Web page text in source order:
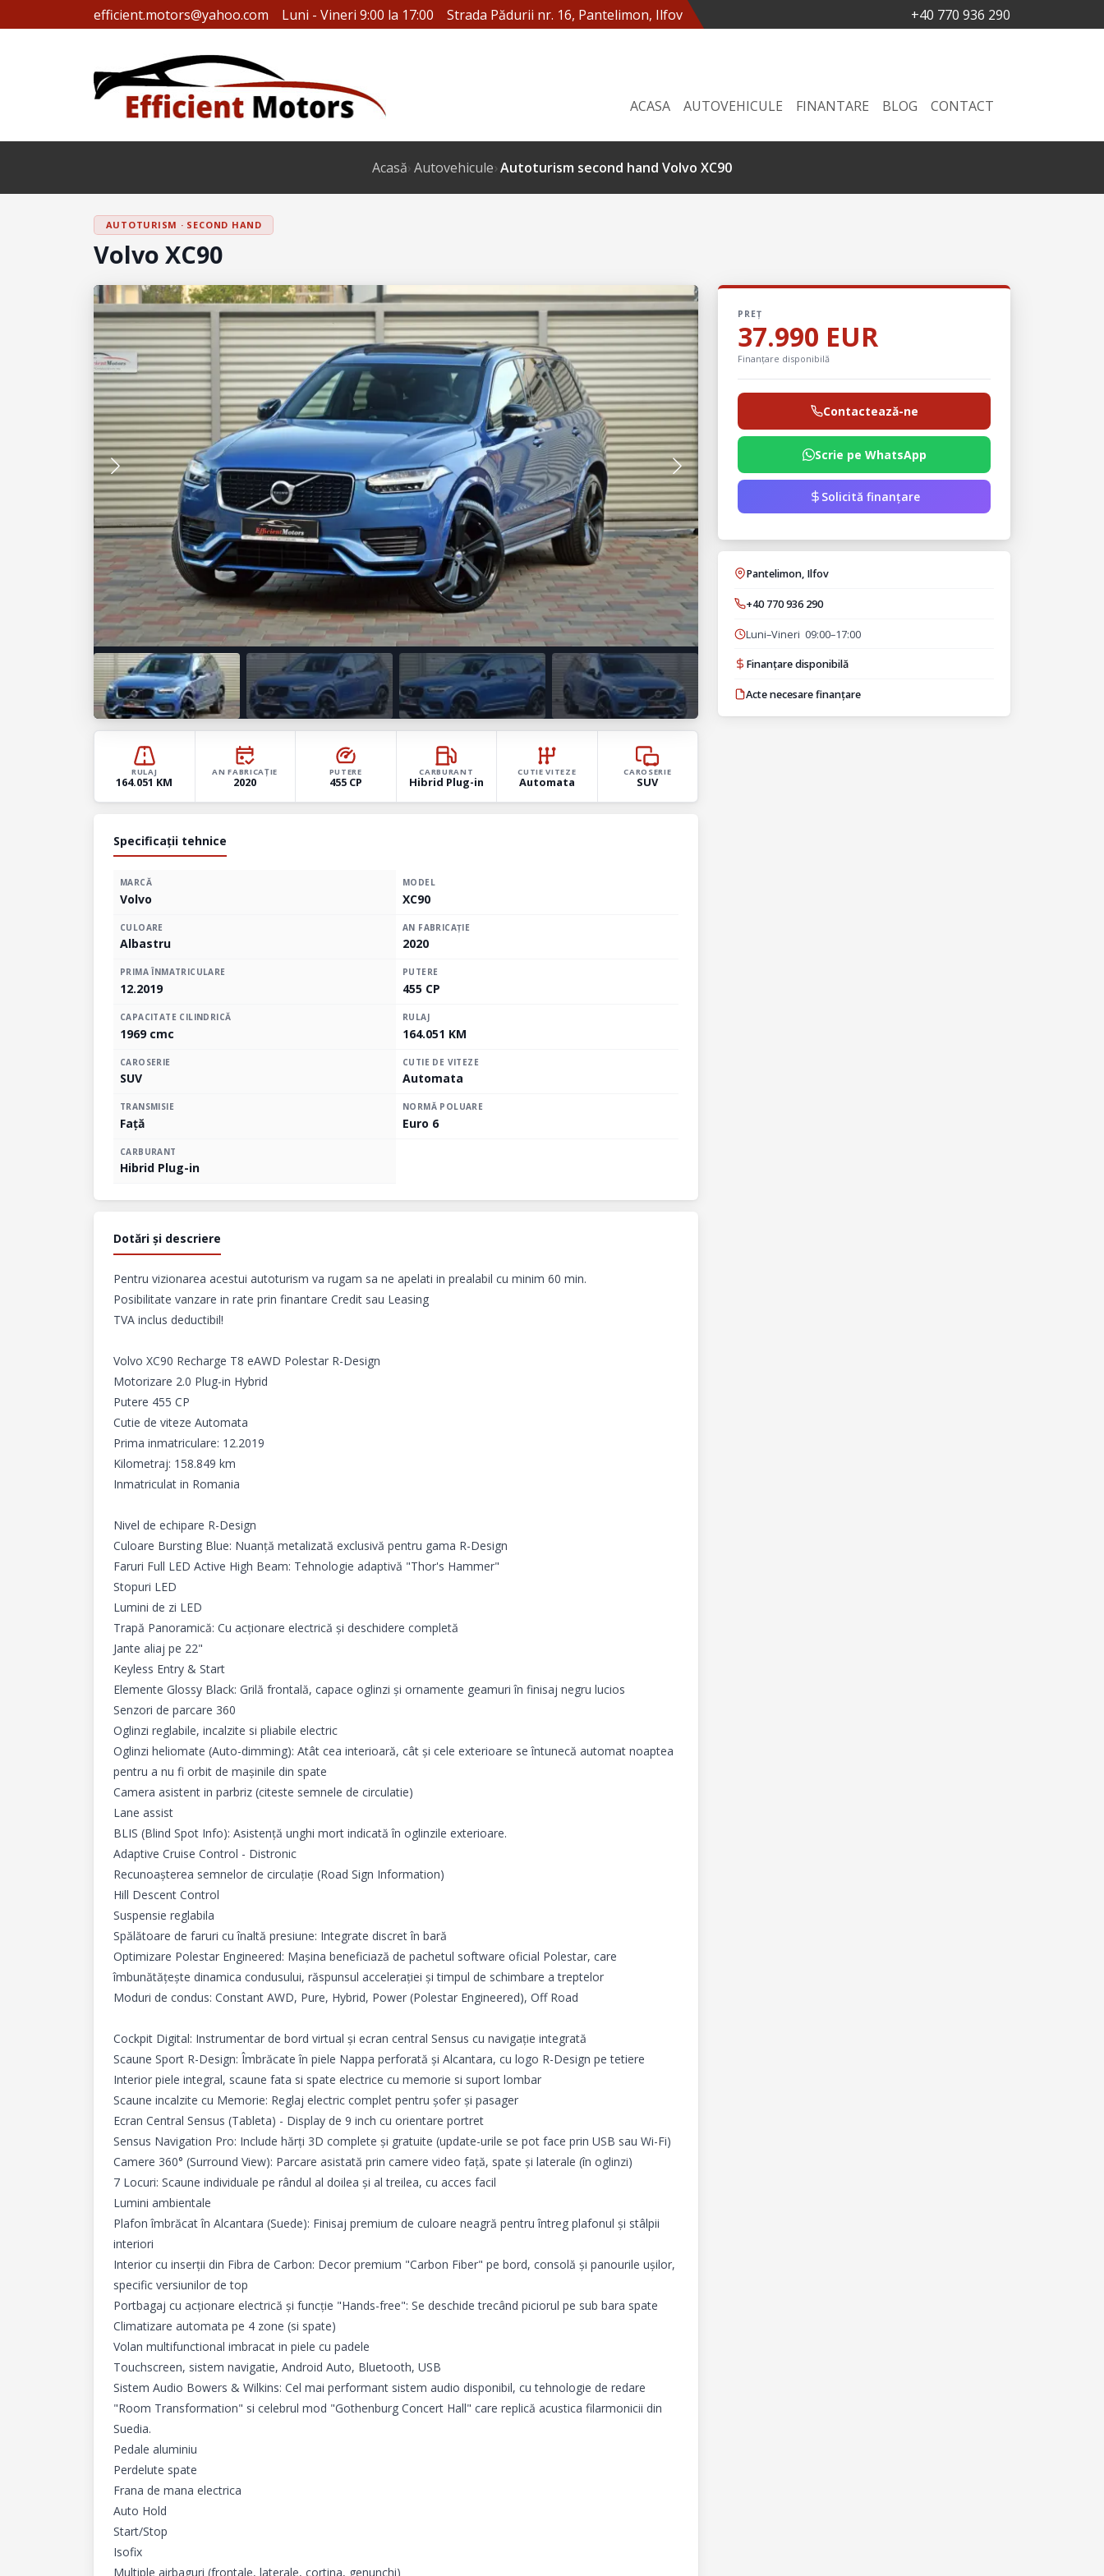
efficient.motors@yahoo.com Luni - Vineri 9:00 la 17:00 Strada Pădurii nr. 16, Pantelimon, Ilfov +40 770 936 290
ACASA AUTOVEHICULE FINANTARE BLOG CONTACT
Acasă Autovehicule Autoturism second hand Volvo XC90
AUTOTURISM · SECOND HAND
Volvo XC90
RULAJ
164.051 KM
AN FABRICAȚIE
2020
PUTERE
455 CP
CARBURANT
Hibrid Plug-in
CUTIE VITEZE
Automata
CAROSERIE
SUV
Specificații tehnice
MARCĂ
Volvo
MODEL
XC90
CULOARE
Albastru
AN FABRICAȚIE
2020
PRIMA ÎNMATRICULARE
12.2019
PUTERE
455 CP
CAPACITATE CILINDRICĂ
1969 cmc
RULAJ
164.051 KM
CAROSERIE
SUV
CUTIE DE VITEZE
Automata
TRANSMISIE
Față
NORMĂ POLUARE
Euro 6
CARBURANT
Hibrid Plug-in
Dotări și descriere
Pentru vizionarea acestui autoturism va rugam sa ne apelati in prealabil cu minim 60 min.
Posibilitate vanzare in rate prin finantare Credit sau Leasing
TVA inclus deductibil!
Volvo XC90 Recharge T8 eAWD Polestar R-Design
Motorizare 2.0 Plug-in Hybrid
Putere 455 CP
Cutie de viteze Automata
Prima inmatriculare: 12.2019
Kilometraj: 158.849 km
Inmatriculat in Romania
Nivel de echipare R-Design
Culoare Bursting Blue: Nuanță metalizată exclusivă pentru gama R-Design
Faruri Full LED Active High Beam: Tehnologie adaptivă "Thor's Hammer"
Stopuri LED
Lumini de zi LED
Trapă Panoramică: Cu acționare electrică și deschidere completă
Jante aliaj pe 22"
Keyless Entry & Start
Elemente Glossy Black: Grilă frontală, capace oglinzi și ornamente geamuri în finisaj negru lucios
Senzori de parcare 360
Oglinzi reglabile, incalzite si pliabile electric
Oglinzi heliomate (Auto-dimming): Atât cea interioară, cât și cele exterioare se întunecă automat noaptea
pentru a nu fi orbit de mașinile din spate
Camera asistent in parbriz (citeste semnele de circulatie)
Lane assist
BLIS (Blind Spot Info): Asistență unghi mort indicată în oglinzile exterioare.
Adaptive Cruise Control - Distronic
Recunoașterea semnelor de circulație (Road Sign Information)
Hill Descent Control
Suspensie reglabila
Spălătoare de faruri cu înaltă presiune: Integrate discret în bară
Optimizare Polestar Engineered: Mașina beneficiază de pachetul software oficial Polestar, care
îmbunătățește dinamica condusului, răspunsul accelerației și timpul de schimbare a treptelor
Moduri de condus: Constant AWD, Pure, Hybrid, Power (Polestar Engineered), Off Road
Cockpit Digital: Instrumentar de bord virtual și ecran central Sensus cu navigație integrată
Scaune Sport R-Design: Îmbrăcate în piele Nappa perforată și Alcantara, cu logo R-Design pe tetiere
Interior piele integral, scaune fata si spate electrice cu memorie si suport lombar
Scaune incalzite cu Memorie: Reglaj electric complet pentru șofer și pasager
Ecran Central Sensus (Tableta) - Display de 9 inch cu orientare portret
Sensus Navigation Pro: Include hărți 3D complete și gratuite (update-urile se pot face prin USB sau Wi-Fi)
Camere 360° (Surround View): Parcare asistată prin camere video față, spate și laterale (în oglinzi)
7 Locuri: Scaune individuale pe rândul al doilea și al treilea, cu acces facil
Lumini ambientale
Plafon îmbrăcat în Alcantara (Suede): Finisaj premium de culoare neagră pentru întreg plafonul și stâlpii
interiori
Interior cu inserții din Fibra de Carbon: Decor premium "Carbon Fiber" pe bord, consolă și panourile ușilor,
specific versiunilor de top
Portbagaj cu acționare electrică și funcție "Hands-free": Se deschide trecând piciorul pe sub bara spate
Climatizare automata pe 4 zone (si spate)
Volan multifunctional imbracat in piele cu padele
Touchscreen, sistem navigatie, Android Auto, Bluetooth, USB
Sistem Audio Bowers & Wilkins: Cel mai performant sistem audio disponibil, cu tehnologie de redare
"Room Transformation" si celebrul mod "Gothenburg Concert Hall" care replică acustica filarmonicii din
Suedia.
Pedale aluminiu
Perdelute spate
Frana de mana electrica
Auto Hold
Start/Stop
Isofix
Multiple airbaguri (frontale, laterale, cortina, genunchi)
PREȚ
37.990 EUR
Finanțare disponibilă
Contactează-ne
Scrie pe WhatsApp
Solicită finanțare
Pantelimon, Ilfov
+40 770 936 290
Luni–Vineri 09:00–17:00
Finanțare disponibilă
Acte necesare finanțare